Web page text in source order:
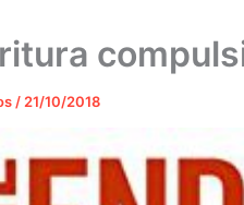
/ 21/10/2018